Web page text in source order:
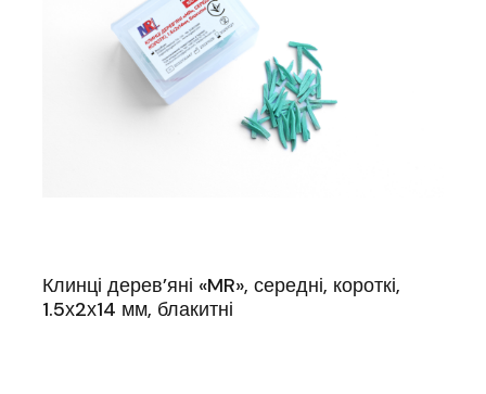
Клинці дерев’яні «MR», середні, короткі,
1.5х2х14 мм, блакитні